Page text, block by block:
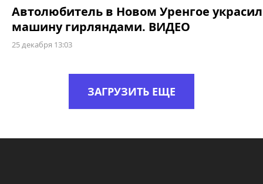
Автолюбитель в Новом Уренгое украсил
машину гирляндами. ВИДЕО
25 декабря 13:03
ЗАГРУЗИТЬ ЕЩЕ